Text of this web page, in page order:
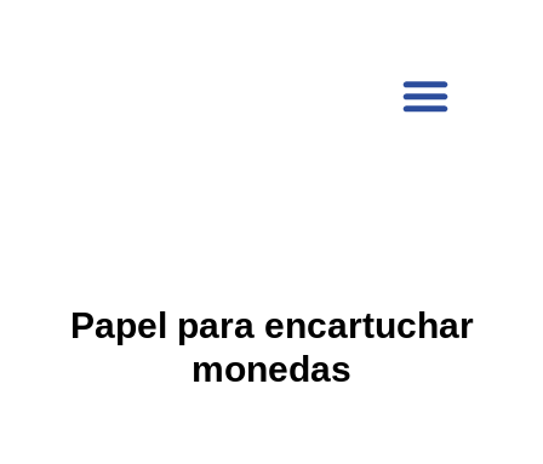
Papel para encartuchar
monedas